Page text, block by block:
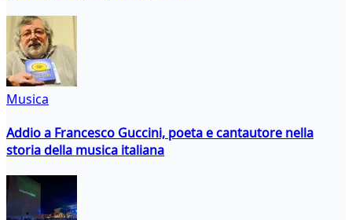
Musica
Addio a Francesco Guccini, poeta e cantautore nella
storia della musica italiana